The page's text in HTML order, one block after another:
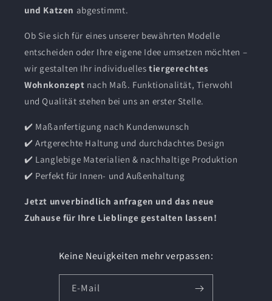
und Katzen abgestimmt.
Ob Sie sich für eines unserer bewährten Modelle
entscheiden oder Ihre eigene Idee umsetzen möchten –
wir gestalten Ihr individuellestiergerechtes
Wohnkonzept nach Maß. Funktionalität, Tierwohl
und Qualität stehen bei uns an erster Stelle.
✔️ Maßanfertigung nach Kundenwunsch
✔️ Artgerechte Haltung und durchdachtes Design
✔️ Langlebige Materialien & nachhaltige Produktion
✔️ Perfekt für Innen- und Außenhaltung
Jetzt unverbindlich anfragen und das neue
Zuhause für Ihre Lieblinge gestalten lassen!
Keine Neuigkeiten mehr verpassen:
E-Mail